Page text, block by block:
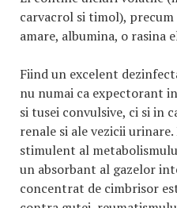
carvacrol si timol),
amare, albumina, o rasina
Fiind un excelent
nu numai ca expectorant
si tusei convulsive, ci si in
renale si ale vezicii
stimulent al
un absorbant al gazelor
concentrat de cimbrisor